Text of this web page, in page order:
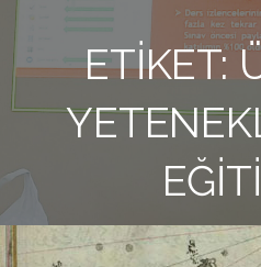
ETIKET: